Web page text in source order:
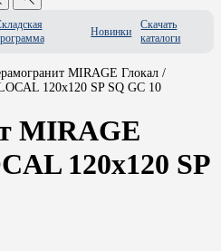
Новинки
Скачать
каталоги
MIRAGE Глокал /
120x120 SP SQ GC 10
MIRAGE
120x120 SP